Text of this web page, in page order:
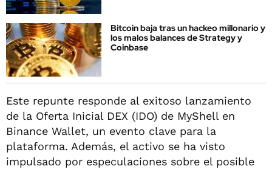
Bitcoin baja tras un hackeo millonario y
los malos balances de Strategy y
Coinbase
Este repunte responde al exitoso lanzamiento
de la Oferta Inicial DEX (IDO) de MyShell en
Binance Wallet, un evento clave para la
plataforma. Además, el activo se ha visto
impulsado por especulaciones sobre el posible